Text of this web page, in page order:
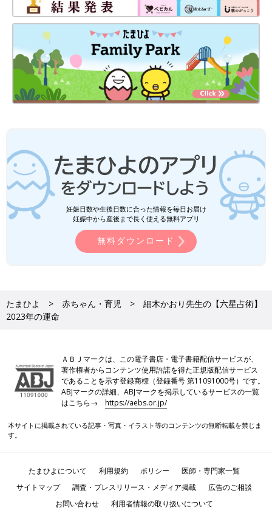
妊娠日数や生後日数に合った情報を毎日お届け
妊娠中から産後まで長く使える無料アプリ
無料ダウンロード
たまひよ 赤ちゃん・育児
細木かおり先生の【六星占術】
2023年の運命
ＡＢＪマークは、この電子書店・電子書籍配信サービスが、
著作権者からコンテンツ使用許諾を得た正規版配信サービス
であることを示す登録商標（登録番号 第11091000号）です。
ABJマークの詳細、ABJマークを掲示しているサービスの一覧
はこちら→https://aebs.or.jp/
本サイトに掲載されている記事・写真・イラスト等のコンテンツの無断転載を禁じま
す。
たまひよについて 利用規約 ポリシー
医師・専門家一覧
サイトマップ
調査・プレスリリース・メディア掲載
広告のご相談
お問い合わせ
利用者情報の取り扱いについて